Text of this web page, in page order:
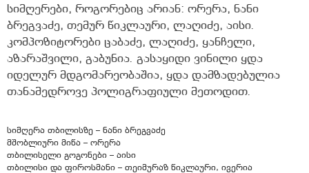
სიმღერები, როგორებიც არიან: ორერა, ნანი
ბრეგვაძე, თემურ წიკლაური, ლაღიძე, აისი.
კომპოზიტორები ცაბაძე, ლაღიძე, ყანჩელი,
აზარაშვილი, გაბუნია. გასაყიდი ვინილი ყდა
იდელურ მდგომარეობაშია, ყდა დამზადებულია
თანამედროვე პოლიგრაფიული მეთოდით.
სიმღერა თბილისზე – ნანი ბრეგვაძე
მშობლიური მიწა – ორერა
თბილისელი გოგონები – აისი
თბილისი და ფიროსმანი – თეიმურაზ წიკლაური, ივერია